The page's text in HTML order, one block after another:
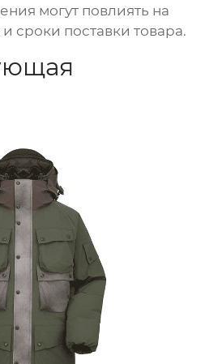
могут повлиять на
сроки поставки товара.